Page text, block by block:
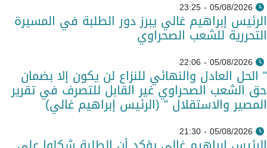
05/08/2026 - 23:25
الرئيس إبراهيم غالي يبرز دور الطلبة في المسيرة
التحررية للشعب الصحراوي
05/08/2026 - 22:06
" الحل العادل والنهائي للنزاع لن يكون إلا بضمان
حق الشعب الصحراوي غير القابل للتصرف في تقرير
المصير والاستقلال " (الرئيس إبراهيم غالي)
05/08/2026 - 21:30